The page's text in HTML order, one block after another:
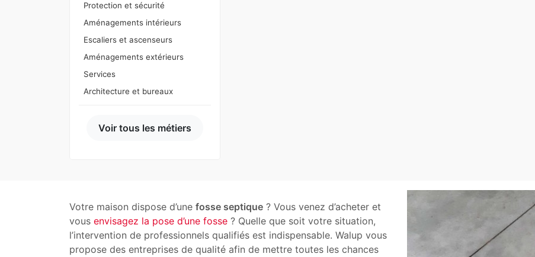
Protection et sécurité
Aménagements intérieurs
Escaliers et ascenseurs
Aménagements extérieurs
Services
Architecture et bureaux
Voir tous les métiers
Votre maison dispose d’une fosse septique ? Vous venez d’acheter et
vous envisagez la pose d’une fosse ? Quelle que soit votre situation,
l’intervention de professionnels qualifiés est indispensable. Walup vous
propose des entreprises de qualité afin de mettre toutes les chances